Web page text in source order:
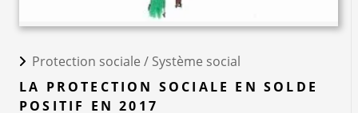
Protection sociale / Système social
LA PROTECTION SOCIALE EN SOLDE
POSITIF EN 2017